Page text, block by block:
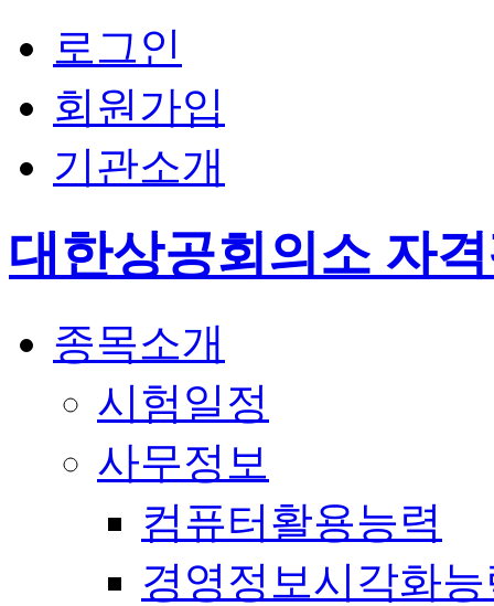
로그인
회원가입
기관소개
대한상공회의소 자
종목소개
시험일정
사무정보
컴퓨터활용능력
경영정보시각화